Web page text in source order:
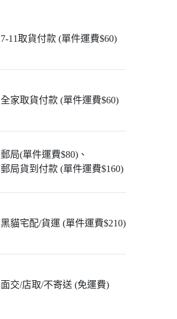
7-11取貨付款 (單件運費$60)
全家取貨付款 (單件運費$60)
郵局(單件運費$80)、
郵局貨到付款 (單件運費$160)
黑貓宅配/貨運 (單件運費$210)
面交/店取/不寄送 (免運費)